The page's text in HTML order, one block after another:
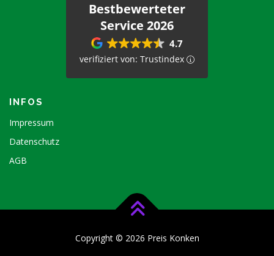
Bestbewerteter
Service 2026
4.7
verifiziert von: Trustindex
INFOS
Impressum
Datenschutz
AGB
Copyright © 2026 Preis Konken